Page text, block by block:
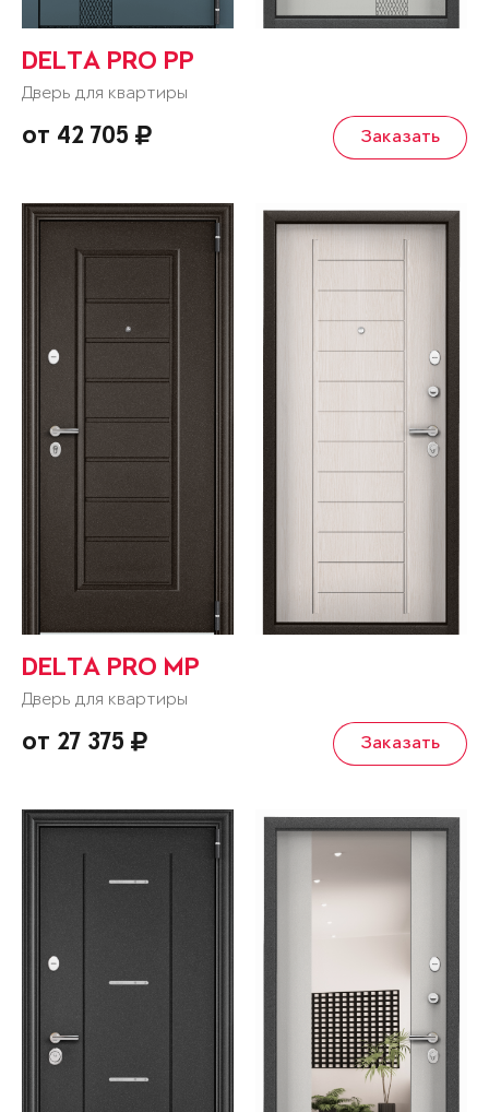
DELTA PRO PP
Дверь для квартиры
от 42 705 Заказать
DELTA PRO MP
Дверь для квартиры
от 27 375 Заказать